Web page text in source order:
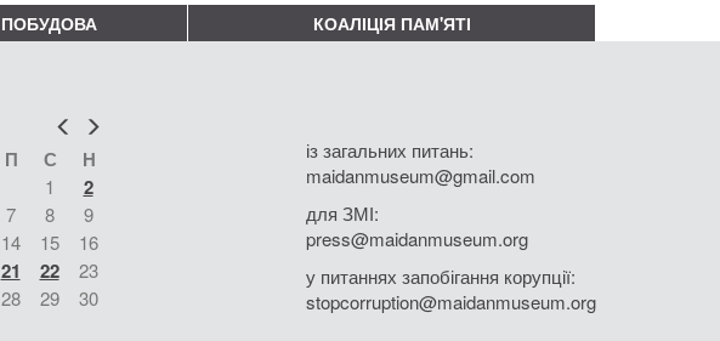
ПОБУДОВА КОАЛІЦІЯ ПАМ'ЯТІ
Попер
П С Н
1 2
7 8
9
14 15
16
21 22
23
28 29
30
із загальних питань:
maidanmuseum@gmail.com
для ЗМІ:
press@maidanmuseum.org
у питаннях запобігання корупції:
stopcorruption@maidanmuseum.org